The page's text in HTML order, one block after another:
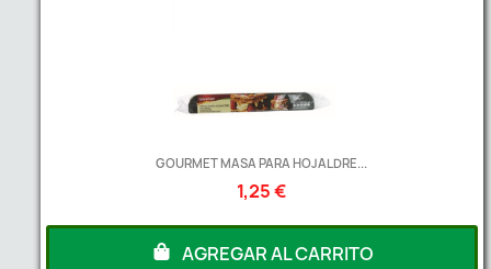
GOURMET MASA PARA HOJALDRE...
1,25 €
AGREGAR AL CARRITO